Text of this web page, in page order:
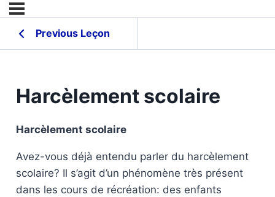
Previous Leçon
Harcèlement scolaire
Harcèlement scolaire
Avez-vous déjà entendu parler du harcèlement
scolaire? Il s’agit d’un phénomène très présent
dans les cours de récréation: des enfants